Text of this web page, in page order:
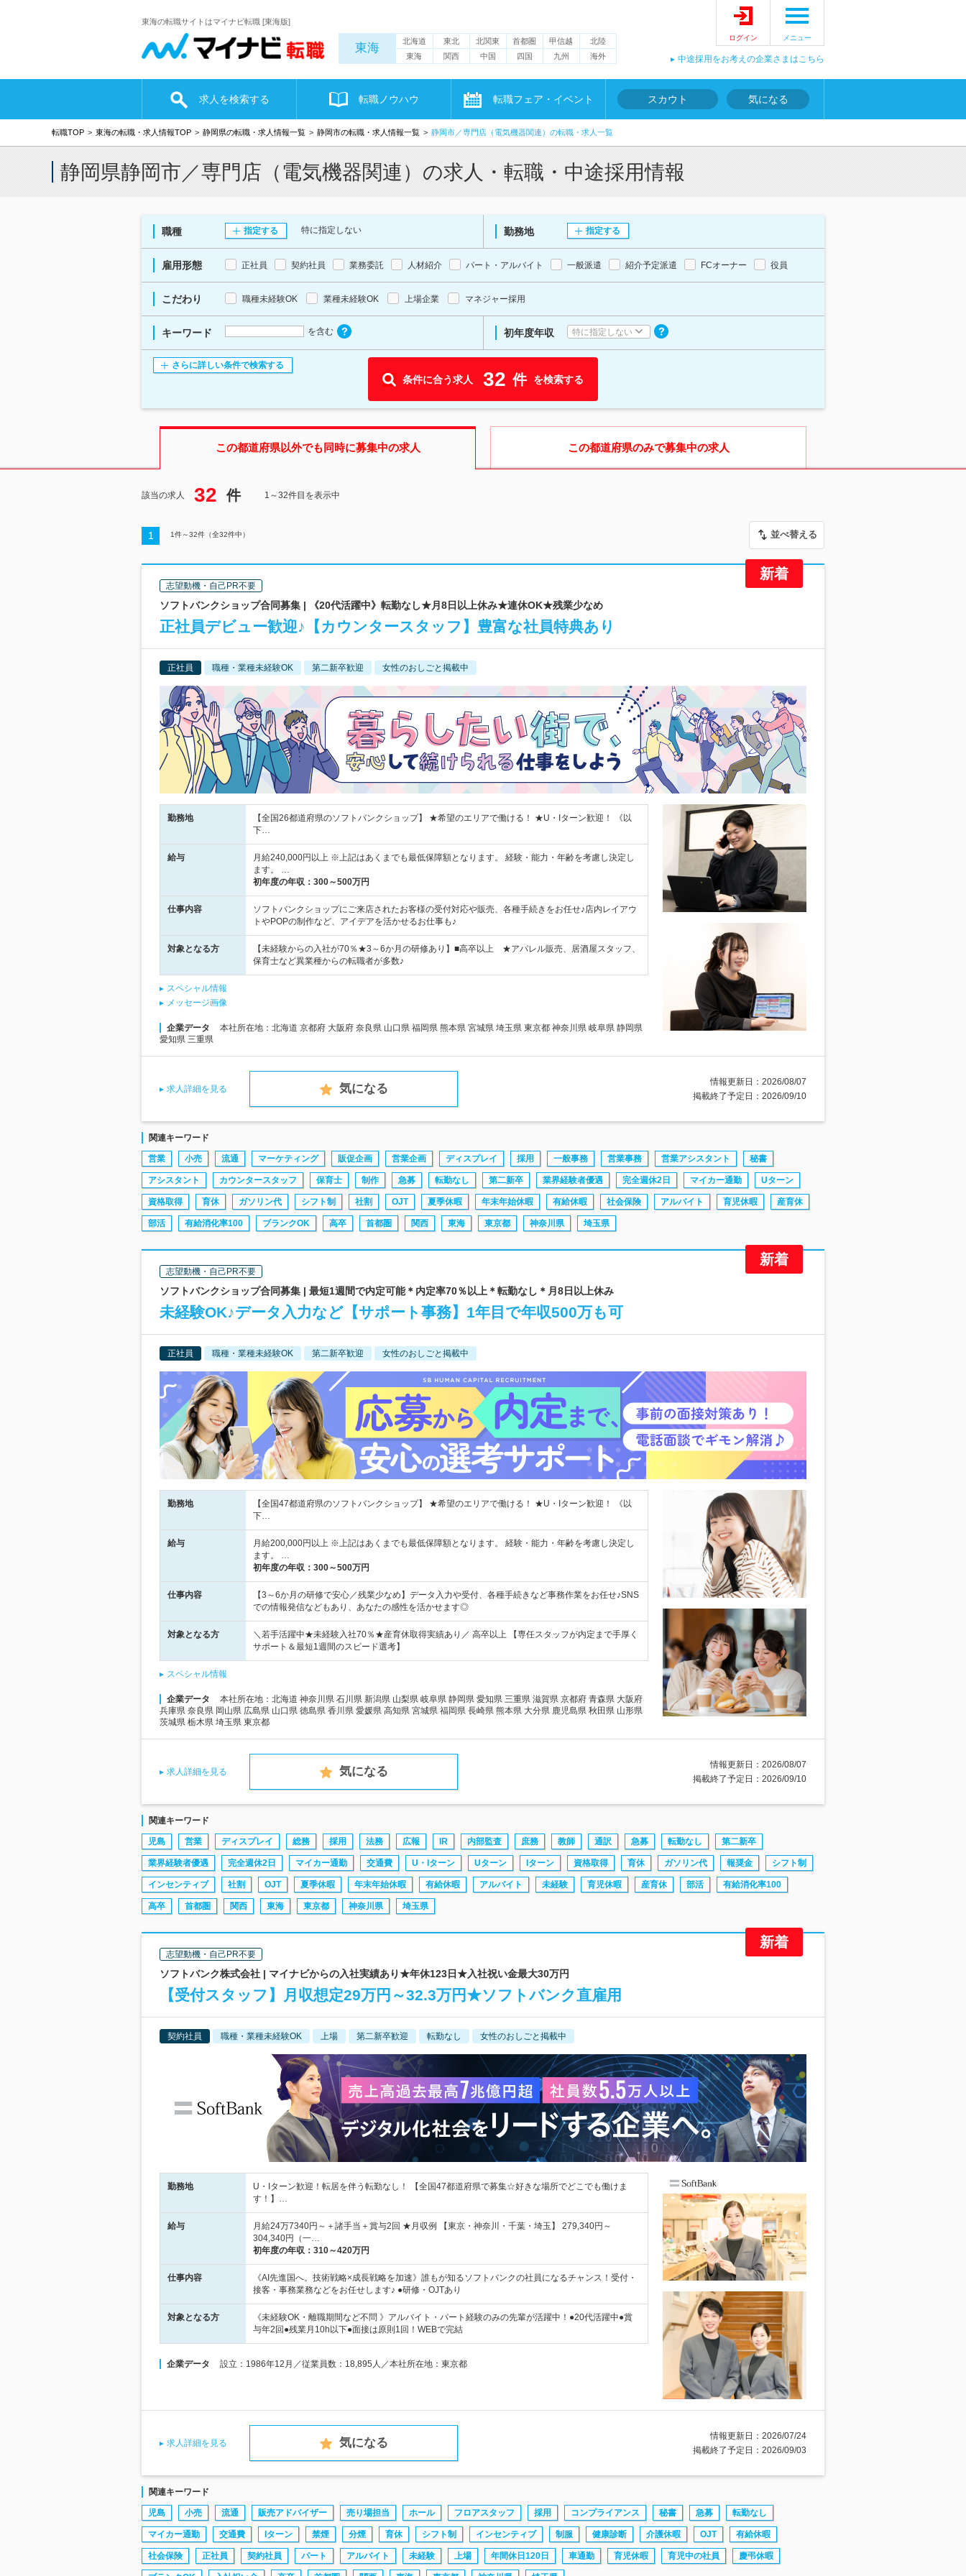
東海の転職サイトはマイナビ転職 [東海版]
東海 北海道 東北 北関東 首都圏 甲信越
北陸
東海
関西 中国 四国 九州 海外
ログイン メニュー
中途採用をお考えの企業さまはこちら
求人を検索する 転職ノウハウ 転職フェア・イベント スカウト 気になる
転職TOP 東海の転職・求人情報TOP 静岡県の転職・求人情報一覧 静岡市の転職・求人情報一覧 静岡市／専門店（電気機器関連）の転職・求人一覧
静岡県静岡市／専門店（電気機器関連）の求人・転職・中途採用情報
職種 指定する 特に指定しない 勤務地 指定する
雇用形態 正社員 契約社員 業務委託 人材紹介 パート・アルバイト 一般派遣 紹介予定派遣 FCオーナー 役員
こだわり 職種未経験OK 業種未経験OK 上場企業 マネジャー採用
キーワード を含む 初年度年収 特に指定しない
さらに詳しい条件で検索する
条件に合う求人 32 件 を検索する
この都道府県以外でも同時に募集中の求人 この都道府県のみで募集中の求人
該当の求人 32 件 1～32件目を表示中
1 1件～32件（全32件中） 並べ替える
志望動機・自己PR不要
ソフトバンクショップ合同募集 | 《20代活躍中》転勤なし★月8日以上休み★連休OK★残業少なめ
正社員デビュー歓迎♪【カウンタースタッフ】豊富な社員特典あり
正社員 職種・業種未経験OK 第二新卒歓迎 女性のおしごと掲載中
勤務地
【全国26都道府県のソフトバンクショップ】 ★希望のエリアで働ける！ ★U・Iターン歓迎！ 《以
下…
給与
月給240,000円以上 ※上記はあくまでも最低保障額となります。 経験・能力・年齢を考慮し決定し
ます。 …
初年度の年収： 300～500万円
仕事内容
ソフトバンクショップにご来店されたお客様の受付対応や販売、各種手続きをお任せ♪店内レイアウ
トやPOPの制作など、アイデアを活かせるお仕事も♪
対象となる方
【未経験からの入社が70％★3～6か月の研修あり】■高卒以上 ★アパレル販売、居酒屋スタッフ、
保育士など異業種からの転職者が多数♪
スペシャル情報
メッセージ画像
企業データ
本社所在地：北海道 京都府 大阪府 奈良県 山口県 福岡県 熊本県 宮城県 埼玉県 東京都 神奈川県 岐阜県 静岡県
愛知県 三重県
求人詳細を見る 気になる
情報更新日：2026/08/07
掲載終了予定日：2026/09/10
関連キーワード
営業 小売 流通 マーケティング 販促企画 営業企画 ディスプレイ 採用 一般事務 営業事務 営業アシスタント 秘書
アシスタント カウンタースタッフ 保育士 制作 急募 転勤なし 第二新卒 業界経験者優遇 完全週休2日 マイカー通勤 Uターン
資格取得 育休 ガソリン代 シフト制 社割 OJT 夏季休暇 年末年始休暇 有給休暇 社会保険 アルバイト 育児休暇 産育休
部活 有給消化率100 ブランクOK 高卒 首都圏 関西 東海 東京都 神奈川県 埼玉県
志望動機・自己PR不要
ソフトバンクショップ合同募集 | 最短1週間で内定可能＊内定率70％以上＊転勤なし＊月8日以上休み
未経験OK♪データ入力など【サポート事務】1年目で年収500万も可
正社員 職種・業種未経験OK 第二新卒歓迎 女性のおしごと掲載中
勤務地
【全国47都道府県のソフトバンクショップ】 ★希望のエリアで働ける！ ★U・Iターン歓迎！ 《以
下…
給与
月給200,000円以上 ※上記はあくまでも最低保障額となります。 経験・能力・年齢を考慮し決定し
ます。 …
初年度の年収： 300～500万円
仕事内容
【3～6か月の研修で安心／残業少なめ】データ入力や受付、各種手続きなど事務作業をお任せ♪SNS
での情報発信などもあり、あなたの感性を活かせます◎
対象となる方
＼若手活躍中★未経験入社70％★産育休取得実績あり／ 高卒以上 【専任スタッフが内定まで手厚く
サポート＆最短1週間のスピード選考】
スペシャル情報
企業データ
本社所在地：北海道 神奈川県 石川県 新潟県 山梨県 岐阜県 静岡県 愛知県 三重県 滋賀県 京都府 青森県 大阪府
兵庫県 奈良県 岡山県 広島県 山口県 徳島県 香川県 愛媛県 高知県 宮城県 福岡県 長崎県 熊本県 大分県 鹿児島県 秋田県 山形県
茨城県 栃木県 埼玉県 東京都
求人詳細を見る 気になる
情報更新日：2026/08/07
掲載終了予定日：2026/09/10
関連キーワード
児島 営業 ディスプレイ 総務 採用 法務 広報 IR 内部監査 庶務 教師 通訳 急募 転勤なし 第二新卒
業界経験者優遇 完全週休2日 マイカー通勤 交通費 U・Iターン Uターン Iターン 資格取得 育休 ガソリン代 報奨金 シフト制
インセンティブ 社割 OJT 夏季休暇 年末年始休暇 有給休暇 アルバイト 未経験 育児休暇 産育休 部活 有給消化率100
高卒 首都圏 関西 東海 東京都 神奈川県 埼玉県
志望動機・自己PR不要
ソフトバンク株式会社 | マイナビからの入社実績あり★年休123日★入社祝い金最大30万円
【受付スタッフ】月収想定29万円～32.3万円★ソフトバンク直雇用
契約社員 職種・業種未経験OK 上場 第二新卒歓迎 転勤なし 女性のおしごと掲載中
勤務地
U・Iターン歓迎！転居を伴う転勤なし！ 【全国47都道府県で募集☆好きな場所でどこでも働けま
す！】…
給与
月給24万7340円～＋諸手当＋賞与2回 ★月収例 【東京・神奈川・千葉・埼玉】 279,340円～
304,340円（一…
初年度の年収： 310～420万円
仕事内容
《AI先進国へ。技術戦略×成長戦略を加速》誰もが知るソフトバンクの社員になるチャンス！受付・
接客・事務業務などをお任せします♪ ●研修・OJTあり
対象となる方
《未経験OK・離職期間など不問 》アルバイト・パート経験のみの先輩が活躍中！●20代活躍中●賞
与年2回●残業月10h以下●面接は原則1回！WEBで完結
企業データ 設立：1986年12月／従業員数：18,895人／本社所在地：東京都
求人詳細を見る 気になる
情報更新日：2026/07/24
掲載終了予定日：2026/09/03
関連キーワード
児島 小売 流通 販売アドバイザー 売り場担当 ホール フロアスタッフ 採用 コンプライアンス 秘書 急募 転勤なし
マイカー通勤 交通費 Iターン 禁煙 分煙 育休 シフト制 インセンティブ 制服 健康診断 介護休暇 OJT 有給休暇
社会保険 正社員 契約社員 パート アルバイト 未経験 上場 年間休日120日 車通勤 育児休暇 育児中の社員 慶弔休暇